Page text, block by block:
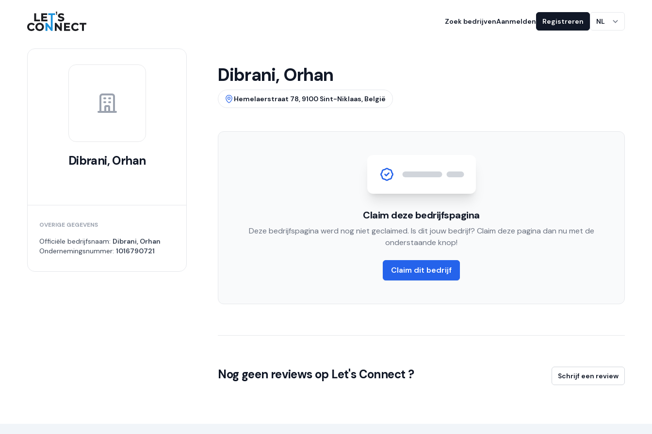
Let's Connect Zoek bedrijvenAanmelden Registreren NL
Dibrani, Orhan
OVERIGE GEGEVENS
Officiële bedrijfsnaam: Dibrani, Orhan
Ondernemingsnummer: 1016790721
Dibrani, Orhan
Hemelaerstraat 78, 9100 Sint-Niklaas, België
Claim deze bedrijfspagina
Deze bedrijfspagina werd nog niet geclaimed. Is dit jouw bedrijf? Claim deze pagina dan nu met de
onderstaande knop!
Claim dit bedrijf
Nog geen reviews op Let's Connect ? Schrijf een review